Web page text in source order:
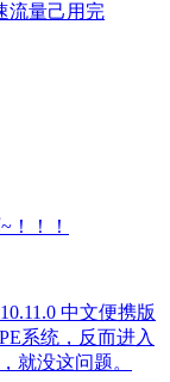
流量己用完
！！！
中文便携版
系统，反而进入
就没这问题。